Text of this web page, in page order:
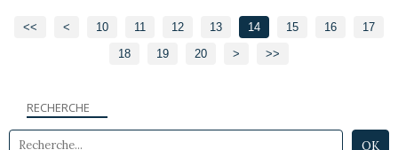
<< < 10 11 12 13 14 15 16
17
18
19 20 30
> >>
RECHERCHE